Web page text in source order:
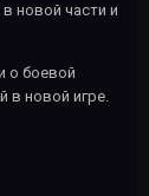
новой части и
о боевой
в новой игре.